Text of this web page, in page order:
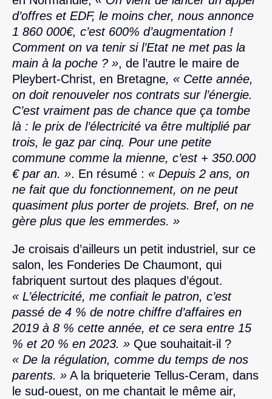
d’offres et EDF, le moins cher, nous annonce
1 860 000€, c’est 600% d’augmentation !
Comment on va tenir si l’Etat ne met pas la
main à la poche ? », de l’autre le maire de
Pleybert-Christ, en Bretagne, « Cette année,
on doit renouveler nos contrats sur l’énergie.
C’est vraiment pas de chance que ça tombe
là : le prix de l’électricité va être multiplié par
trois, le gaz par cinq. Pour une petite
commune comme la mienne, c’est + 350.000
€ par an. ». En résumé : « Depuis 2 ans, on
ne fait que du fonctionnement, on ne peut
quasiment plus porter de projets. Bref, on ne
gère plus que les emmerdes. »
Je croisais d’ailleurs un petit industriel, sur ce
salon, les Fonderies De Chaumont, qui
fabriquent surtout des plaques d’égout.
« L’électricité, me confiait le patron, c’est
passé de 4 % de notre chiffre d’affaires en
2019 à 8 % cette année, et ce sera entre 15
% et 20 % en 2023. » Que souhaitait-il ?
« De la régulation, comme du temps de nos
parents. » A la briqueterie Tellus-Ceram, dans
le sud-ouest, on me chantait le même air,